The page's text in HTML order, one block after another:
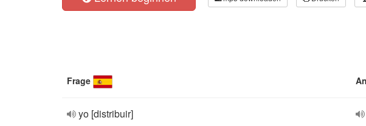
Frage
yo [distribuir]